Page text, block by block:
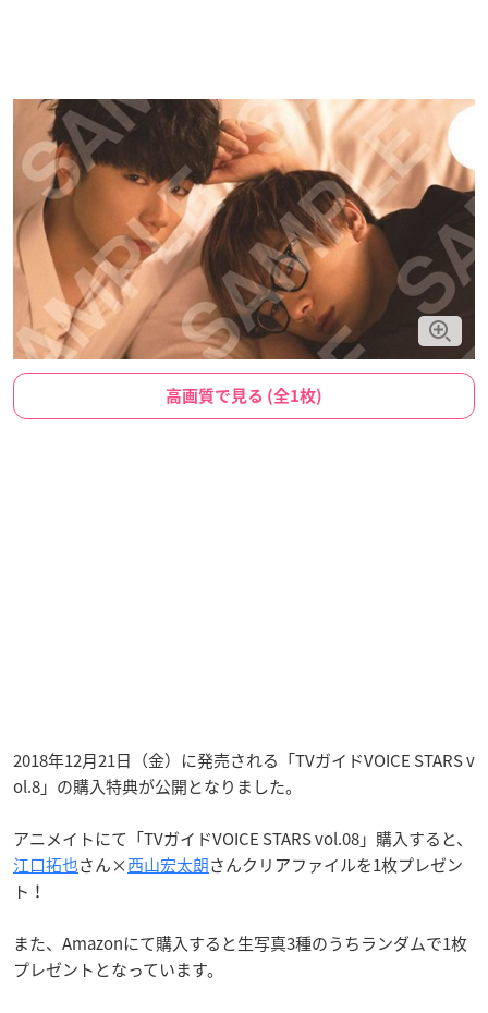
高画質で見る (全1枚)
2018年12月21日（金）に発売される「TVガイドVOICE STARS v
ol.8」の購入特典が公開となりました。
アニメイトにて「TVガイドVOICE STARS vol.08」購入すると、
江口拓也さん×西山宏太朗さんクリアファイルを1枚プレゼン
ト！
また、 Amazonにて購入すると生写真3種のうちランダムで1枚
プレゼントとなっています。